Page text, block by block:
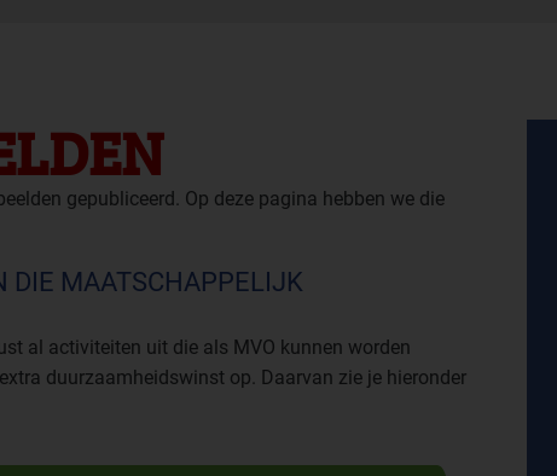
gepubliceerd. Op deze pagina hebben we die
DIE MAATSCHAPPELIJK
al activiteiten uit die als MVO kunnen worden
duurzaamheidswinst op. Daarvan zie je hieronder